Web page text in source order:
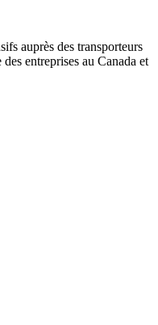
auprès des transporteurs
entreprises au Canada et